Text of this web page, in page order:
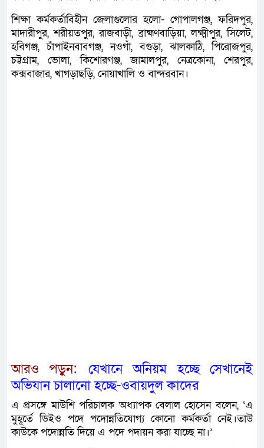
শিক্ষা কর্মকর্তাবিহীন জেলাগুলোর হলো- গোপালগঞ্জ, ফরিদপুর,
মাদারীপুর, শরীয়তপুর, রাজবাড়ী, ব্রাহ্মণবাড়িয়া, লক্ষ্মীপুর, সিলেট,
হবিগঞ্জ, চাঁপাইনবাবগঞ্জ, নওগাঁ, বগুড়া, ঝালকাঠি, পিরোজপুর,
চট্টগ্রাম, ভোলা, কিশোরগঞ্জ, জামালপুর, নেত্রকোনা, শেরপুর,
কক্সবাজার, খাগড়াছড়ি, নোয়াখালি ও বান্দরবান।
আরও পড়ুন:
যেখানে অনিয়ম হচ্ছে সেখানেই
অভিযান চালানো হচ্ছে-ওবায়দুল কাদের
এ প্রসঙ্গে মাউশি পরিচালক অধ্যাপক বেলাল হোসেন বলেন, ‘এ
মুহূর্তে ডিইও পদে পদোন্নতিযোগ্য কোনো কর্মকর্তা নেই।তাউ
কাউকে পদোন্নতি দিয়ে এ পদে পদায়ন করা যাচ্ছে না।’